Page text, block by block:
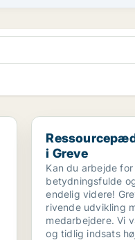
i Greve
Kan du arbejde
betydningsfulde
endelig videre!
rivende udvikling
medarbejdere. Vi
og tidlig indsats